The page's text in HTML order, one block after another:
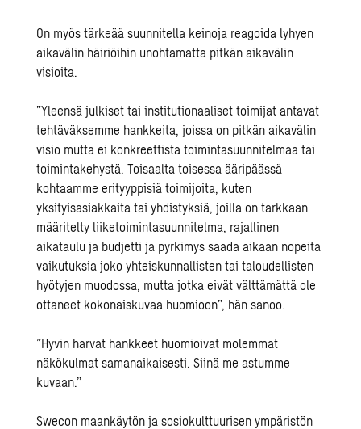
On myös tärkeää suunnitella keinoja reagoida lyhyen
aikavälin häiriöihin unohtamatta pitkän aikavälin
visioita.
”Yleensä julkiset tai institutionaaliset toimijat antavat
tehtäväksemme hankkeita, joissa on pitkän aikavälin
visio mutta ei konkreettista toimintasuunnitelmaa tai
toimintakehystä. Toisaalta toisessa ääripäässä
kohtaamme erityyppisiä toimijoita, kuten
yksityisasiakkaita tai yhdistyksiä, joilla on tarkkaan
määritelty liiketoimintasuunnitelma, rajallinen
aikataulu ja budjetti ja pyrkimys saada aikaan nopeita
vaikutuksia joko yhteiskunnallisten tai taloudellisten
hyötyjen muodossa, mutta jotka eivät välttämättä ole
ottaneet kokonaiskuvaa huomioon”, hän sanoo.
”Hyvin harvat hankkeet huomioivat molemmat
näkökulmat samanaikaisesti. Siinä me astumme
kuvaan.”
Swecon maankäytön ja sosiokulttuurisen ympäristön